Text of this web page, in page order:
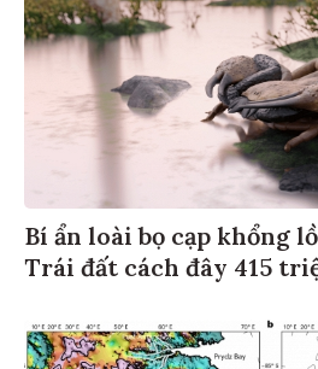
Bí ẩn loài bọ cạp khổng
Trái đất cách đây 415